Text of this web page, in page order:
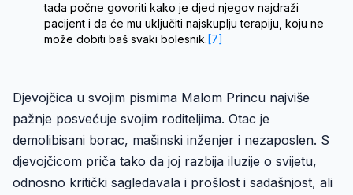
tada počne govoriti kako je djed njegov najdraži
pacijent i da će mu uključiti najskuplju terapiju, koju ne
može dobiti baš svaki bolesnik. [7]
Djevojčica u svojim pismima Malom Princu najviše
pažnje posvećuje svojim roditeljima. Otac je
demolibisani borac, mašinski inženjer i nezaposlen. S
djevojčicom priča tako da joj razbija iluzije o svijetu,
odnosno kritički sagledavala i prošlost i sadašnjost, ali